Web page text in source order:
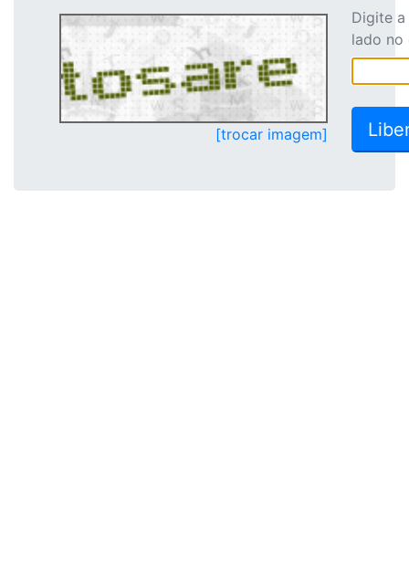
[trocar imagem]
Digite
lado no